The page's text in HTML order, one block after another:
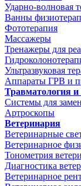
Ударно-волновая
Ванны
Фототерапия
Массажеры
Тренажеры для
Ультразвуковая
Аппараты ГРВ и
Травматология
Системы для
Артроскопы
Ветеринария
Ветеринарные
Ветеринарное
Тонометрия
Диагностика
Ветеринарное